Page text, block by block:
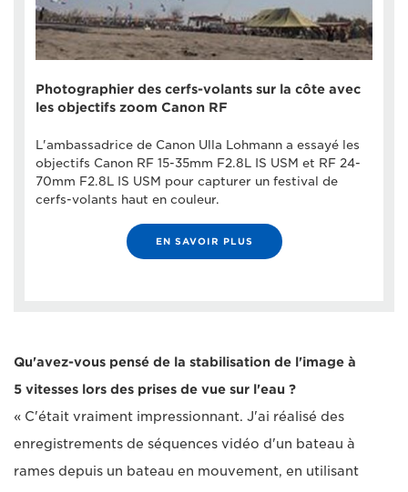
Photographier des cerfs-volants sur la côte avec
les objectifs zoom Canon RF
L'ambassadrice de Canon Ulla Lohmann a essayé les
objectifs Canon RF 15-35mm F2.8L IS USM et RF 24-
70mm F2.8L IS USM pour capturer un festival de
cerfs-volants haut en couleur.
EN SAVOIR PLUS
Qu'avez-vous pensé de la stabilisation de l'image à
5 vitesses lors des prises de vue sur l'eau ?
« C'était vraiment impressionnant. J'ai réalisé des
enregistrements de séquences vidéo d'un bateau à
rames depuis un bateau en mouvement, en utilisant